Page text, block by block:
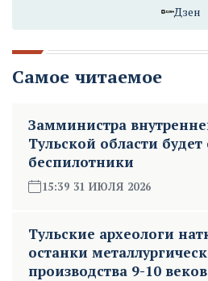
Дзен
Самое читаемое
Замминистра
Тульской области будет
беспилотники
15:39 31 ИЮЛЯ 2026
Тульские археологи
останки
производства 9-10 веков